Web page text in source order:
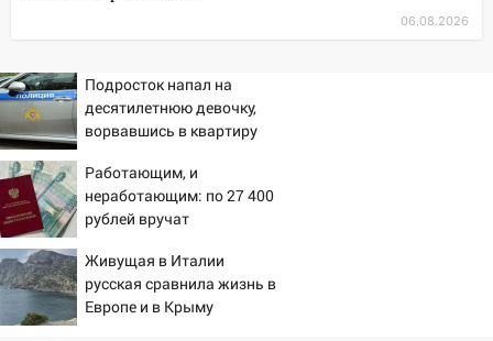
курьера: крупная авария в Ульяновске
новый кавалер женщины оказался
рецидивистом
14:26
В Ульяновске ограничат движение
по улице Ефремова
14:23
67% ульяновцев готовы
передумать увольняться, если им
повысят зарплату
14:01
Инсценировали ДТП и получили
более 4,6 миллиона рублей: перед
06.08.2026
Подросток напал на
десятилетнюю девочку,
ворвавшись в квартиру
Работающим, и
неработающим: по 27 400
рублей вручат
PrimaMedia.ru
Живущая в Италии
русская сравнила жизнь в
Европе и в Крыму